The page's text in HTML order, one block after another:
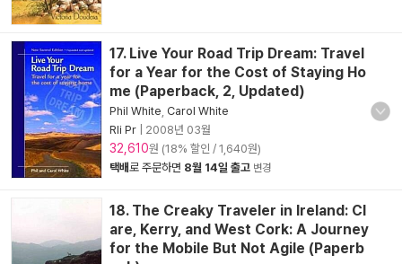
17. Live Your Road Trip Dream: Travel
for a Year for the Cost of Staying Ho
me (Paperback, 2, Updated)
Phil White Carol White
Rli Pr
2008년 03월
32,610원 (18% 할인 / 1,640원)
택배로 주문하면 8월 14일 출고 변경
18. The Creaky Traveler in Ireland: Cl
are, Kerry, and West Cork: A Journey
for the Mobile But Not Agile (Paperb